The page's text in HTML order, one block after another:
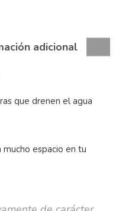
adicional
que drenen el agua
mucho espacio en tu